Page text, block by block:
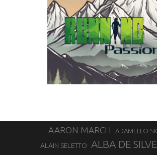
AARON MARCH ADAMELLO
ALAIN SELETTO ALBA DE